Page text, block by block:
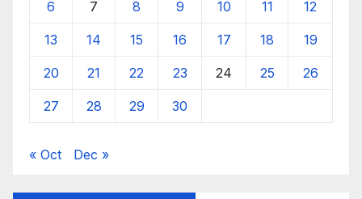
6 7 8 9 10 11 12
13 14 15 16 17 18 19
20 21 22 23 24 25 26
27 28 29 30
« Oct Dec »